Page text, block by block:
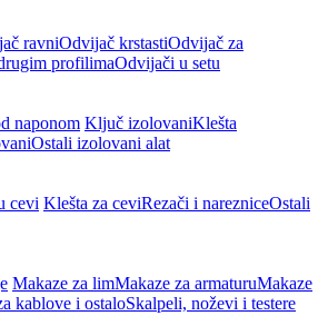
ravniOdvijač krstastiOdvijač za
profilimaOdvijači u setu
naponom Ključ izolovaniKlešta
Ostali izolovani alat
cevi Klešta za ceviRezači i narezniceOstali
Makaze za limMakaze za armaturuMakaze
kablove i ostaloSkalpeli, noževi i testere